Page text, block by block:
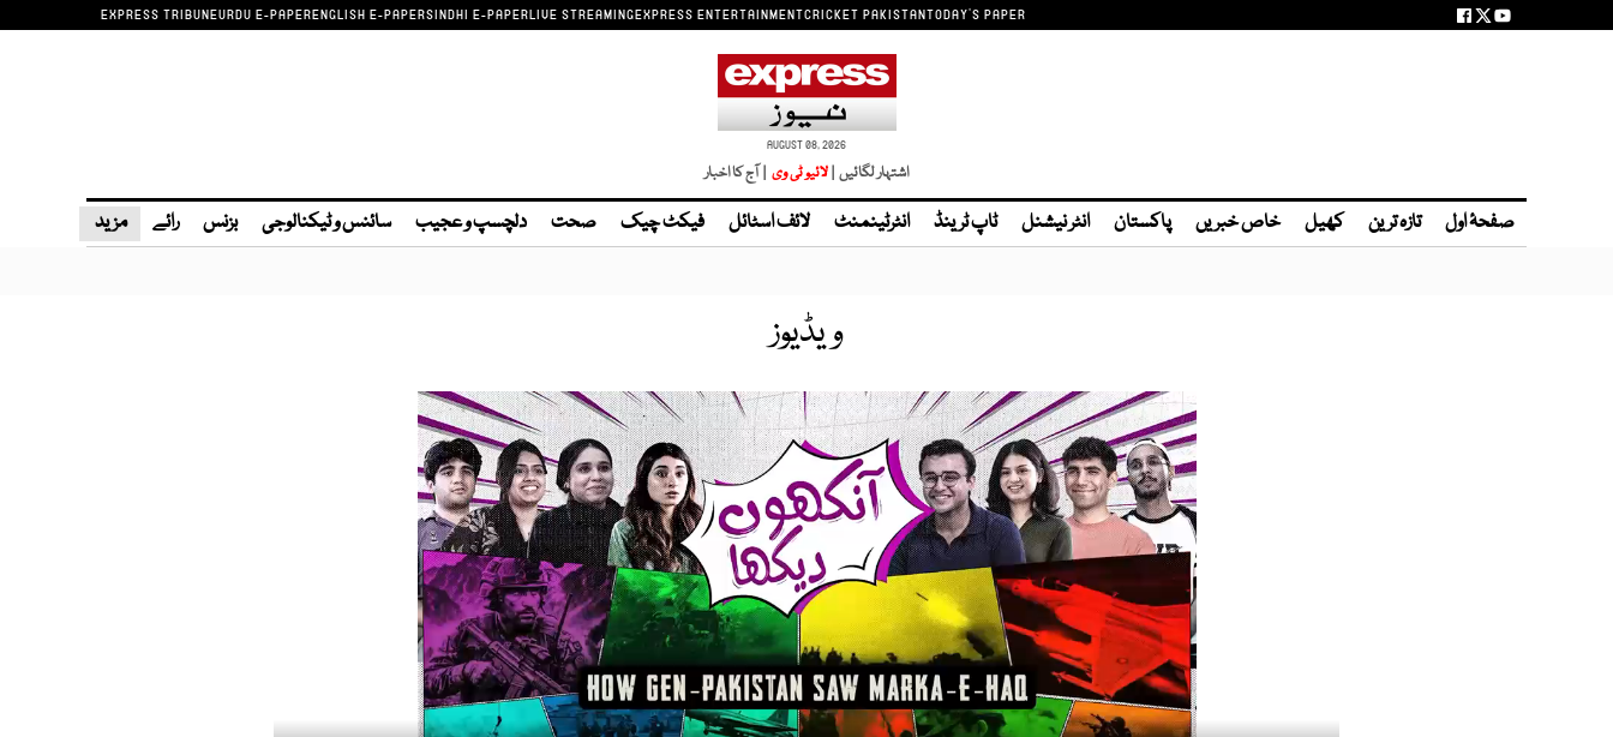
EXPRESS TRIBUNEURDU E-PAPERENGLISH E-PAPERSINDHI E-PAPERLIVE STREAMINGEXPRESS ENTERTAINMENTCRICKET PAKISTANTODAY'S PAPER
AUGUST 08, 2026
اشتہار لگائیں |لائیو ٹی وی | آج کا اخبار
صفحۂ اول تازہ ترین کھیل خاص خبریں پاکستان انٹر نیشنل ٹاپ ٹرینڈ انٹرٹینمنٹ لائف اسٹائل فیکٹ چیک صحت دلچسپ و عجیب سائنس و ٹیکنالوجی بزنس رائے مزید
ویڈیوز